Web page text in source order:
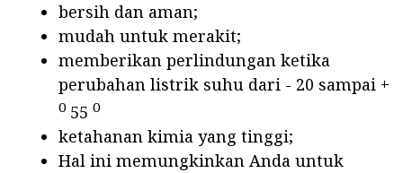
bersih dan aman;
mudah untuk merakit;
memberikan perlindungan ketika
perubahan listrik suhu dari - 20 sampai +
0 55 0
ketahanan kimia yang tinggi;
Hal ini memungkinkan Anda untuk